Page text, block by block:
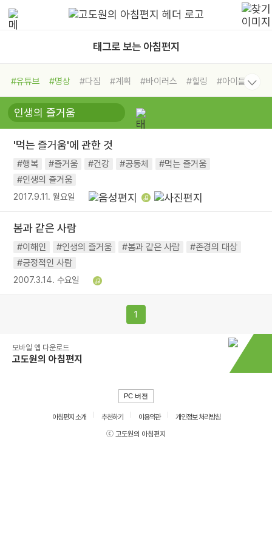
태그로 보는 아침편지
#유튜브 #명상 #다짐 #계획 #바이러스 #힐링
#아이들
#비전캠프
#독서캠프 #삶
#희망
#나눔 #친구 #링컨학교
#독서
#건강 #면역력
'먹는 즐거움'에 관한 것
#행복 #즐거움 #건강 #공동체
#먹는 즐거움
#인생의 즐거움
2017.9.11. 월요일
봄과 같은 사람
#이해인 #인생의 즐거움 #봄과 같은 사람
#존경의 대상
#긍정적인 사람
2007.3.14. 수요일
1
모바일 앱 다운로드
고도원의 아침편지
PC 버전
아침편지 소개 추천하기 이용약관
개인정보 처리방침
ⓒ 고도원의 아침편지